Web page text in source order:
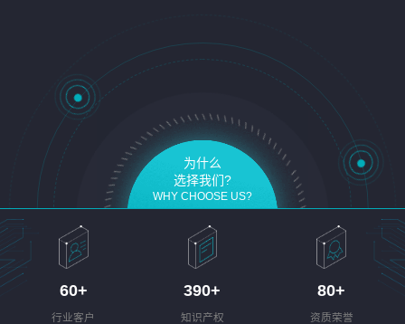
为什么
选择我们?
WHY CHOOSE US?
60+
行业客户
390+
知识产权
80+
资质荣誉